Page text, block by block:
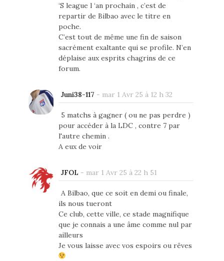
‘S league l ‘an prochain , c’est de
repartir de Bilbao avec le titre en
poche.
C’est tout de même une fin de saison
sacrément exaltante qui se profile. N’en
déplaise aux esprits chagrins de ce
forum.
Juni38-117 - mar 1 Avr 25 à 12 h 32
5 matchs à gagner ( ou ne pas perdre )
pour accéder à la LDC , contre 7 par
l'autre chemin .
A eux de voir
JFOL - mar 1 Avr 25 à 22 h 51
A Bilbao, que ce soit en demi ou finale,
ils nous tueront
Ce club, cette ville, ce stade magnifique
que je connais a une âme comme nul par
ailleurs
Je vous laisse avec vos espoirs ou rêves